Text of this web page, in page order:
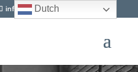
info@kevdetectives.be
Dutch